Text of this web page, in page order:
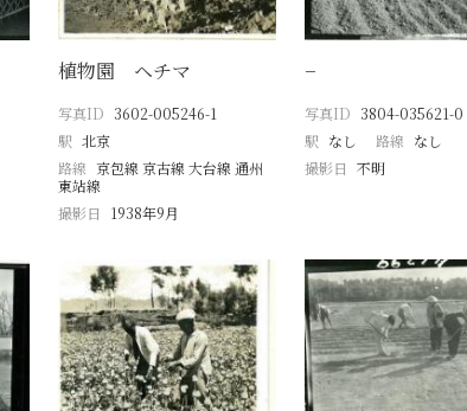
植物園 ヘチマ
写真ID 3602-005246-1
駅 北京
路線 京包線 京古線 大台線 通州
東站線
撮影日
1938年9月
−
写真ID 3804-035621-0
駅 なし 路線 なし
撮影日 不明